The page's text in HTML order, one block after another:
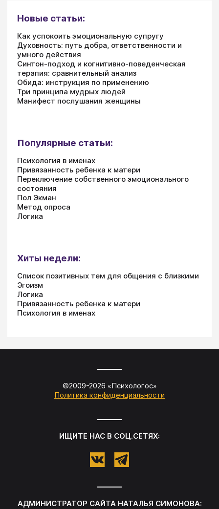
Новые статьи:
Как успокоить эмоциональную супругу
Духовность: путь добра, ответственности и
умного действия
Синтон-подход и когнитивно-поведенческая
терапия: сравнительный анализ
Обида: инструкция по применению
Три принципа мудрых людей
Манифест послушания женщины
Популярные статьи:
Психология в именах
Привязанность ребенка к матери
Переключение собственного эмоционального
состояния
Пол Экман
Метод опроса
Логика
Хиты недели:
Список позитивных тем для общения с близкими
Эгоизм
Логика
Привязанность ребенка к матери
Психология в именах
©2009-2026 «Психологос»
Политика конфиденциальности
ИЩИТЕ НАС В СОЦ.СЕТЯХ:
АДМИНИСТРАТОР САЙТА НАТАЛЬЯ СИМОНОВА: